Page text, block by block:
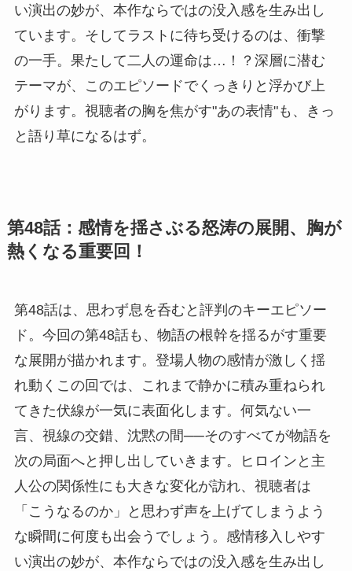
い演出の妙が、本作ならではの没入感を生み出し
ています。そしてラストに待ち受けるのは、衝撃
の一手。果たして二人の運命は…！？深層に潜む
テーマが、このエピソードでくっきりと浮かび上
がります。視聴者の胸を焦がす"あの表情"も、きっ
と語り草になるはず。
第48話：感情を揺さぶる怒涛の展開、胸が
熱くなる重要回！
第48話は、思わず息を呑むと評判のキーエピソー
ド。今回の第48話も、物語の根幹を揺るがす重要
な展開が描かれます。登場人物の感情が激しく揺
れ動くこの回では、これまで静かに積み重ねられ
てきた伏線が一気に表面化します。何気ない一
言、視線の交錯、沈黙の間──そのすべてが物語を
次の局面へと押し出していきます。ヒロインと主
人公の関係性にも大きな変化が訪れ、視聴者は
「こうなるのか」と思わず声を上げてしまうよう
な瞬間に何度も出会うでしょう。感情移入しやす
い演出の妙が、本作ならではの没入感を生み出し